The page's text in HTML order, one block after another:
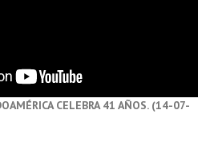
CELEBRA 41 AÑOS. (14-07-